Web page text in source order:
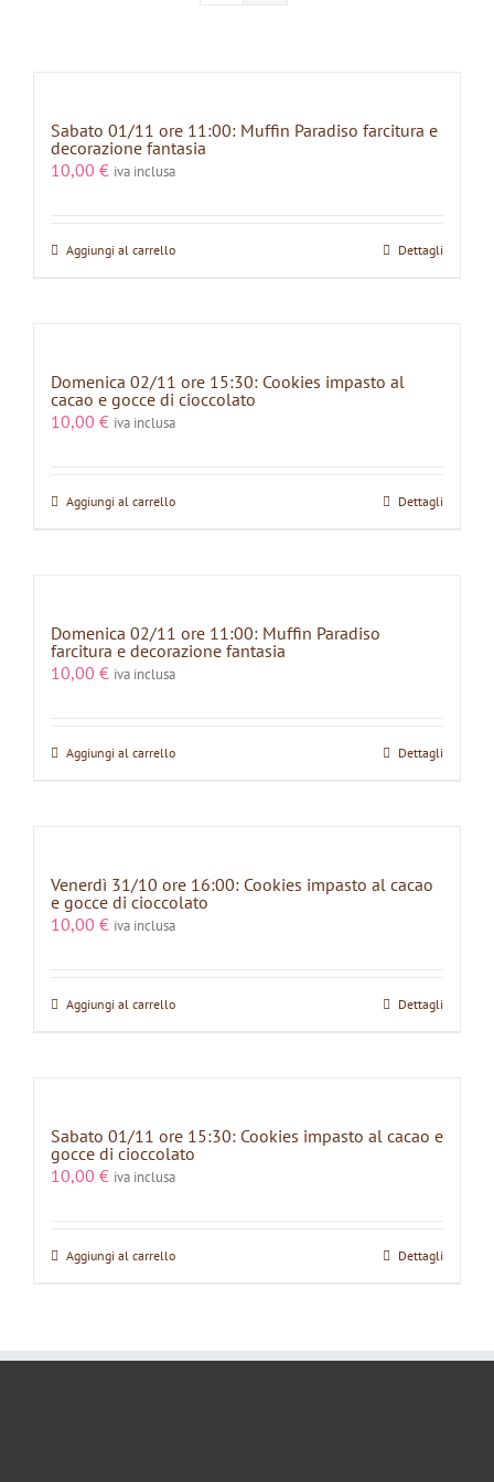
Sabato 01/11 ore 11:00: Muffin Paradiso farcitura e
decorazione fantasia
10,00 € iva inclusa
Aggiungi al carrello Dettagli
Domenica 02/11 ore 15:30: Cookies impasto al
cacao e gocce di cioccolato
10,00 € iva inclusa
Aggiungi al carrello Dettagli
Domenica 02/11 ore 11:00: Muffin Paradiso
farcitura e decorazione fantasia
10,00 € iva inclusa
Aggiungi al carrello Dettagli
Venerdì 31/10 ore 16:00: Cookies impasto al cacao
e gocce di cioccolato
10,00 € iva inclusa
Aggiungi al carrello Dettagli
Sabato 01/11 ore 15:30: Cookies impasto al cacao e
gocce di cioccolato
10,00 € iva inclusa
Aggiungi al carrello Dettagli